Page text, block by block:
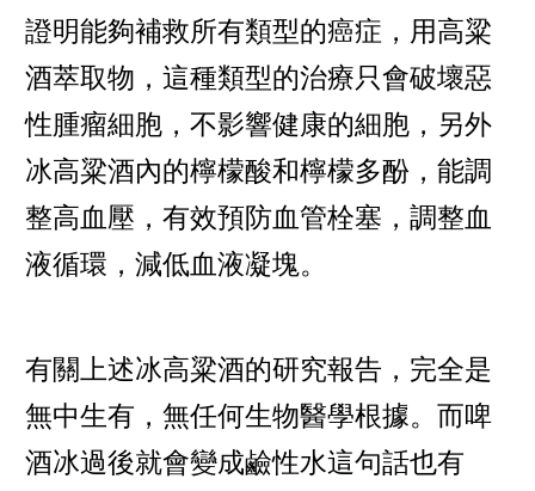
證明能夠補救所有類型的癌症，用高粱
酒萃取物，這種類型的治療只會破壞惡
性腫瘤細胞，不影響健康的細胞，另外
冰高粱酒內的檸檬酸和檸檬多酚，能調
整高血壓，有效預防血管栓塞，調整血
液循環，減低血液凝塊。
有關上述冰高粱酒的研究報告，完全是
無中生有，無任何生物醫學根據。而啤
酒冰過後就會變成鹼性水這句話也有